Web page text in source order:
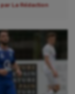
par La Rédaction